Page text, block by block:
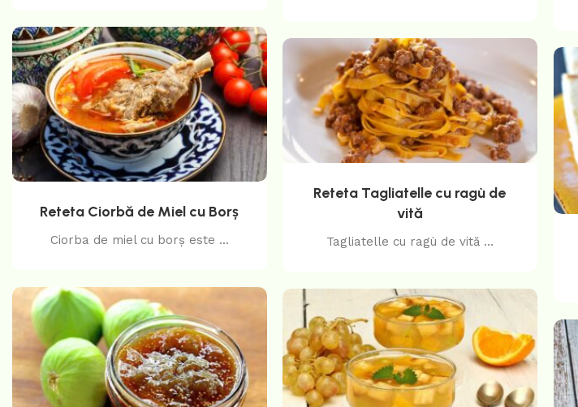
Reteta Ciorbă de Miel cu Borș
Ciorba de miel cu borș este ...
Reteta Tagliatelle cu ragù de
vită
Tagliatelle cu ragù de vită ...